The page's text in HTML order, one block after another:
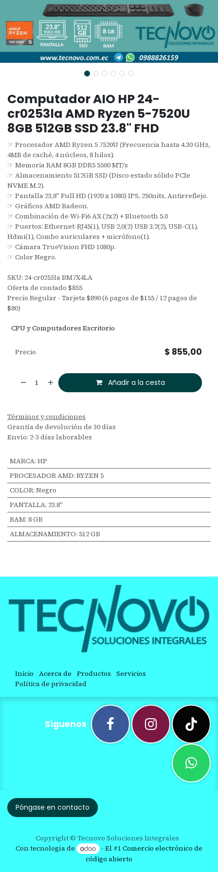
Computador AIO HP 24-
cr0253la AMD Ryzen 5-7520U
8GB 512GB SSD 23.8" FHD
☞ Procesador AMD Ryzen 5 7520U (Frecuencia hasta 4.30 GHz,
4MB de caché, 4 núcleos, 8 hilos).
☞ Memoria RAM 8GB DDR5 5500 MT/s
☞ Almacenamiento 512GB SSD (Disco estado sólido PCIe
NVME M.2).
☞ Pantalla 23,8" Full HD (1920 x 1080) IPS, 250nits, Antirreflejo.
☞ Gráficos AMD Radeon.
☞ Combinación de Wi-Fi6 AX (2x2) + Bluetooth 5.0
☞ Puertos: Ethernet-RJ45(1), USB 2,0(2) USB 3.2(2), USB-C(1),
Hdmi(1), Combo auriculares + micrófono(1).
☞ Cámara TrueVision FHD 1080p.
☞ Color Negro.
SKU: 24-cr0253la BM7X4LA
Oferta de contado $855
Precio Regular - Tarjeta $890 (6 pagos de $155 / 12 pagos de
$80)
CPU y Computadores Escritorio
Añadir a la cesta
Precio $ 855,00
Términos y condiciones
Grantía de devolución de 30 días
Envío: 2-3 días laborables
MARCA: HP
PROCESADOR AMD: RYZEN 5
COLOR: Negro
PANTALLA: 23.8"
RAM: 8 GB
ALMACENAMIENTO: 512 GB
Inicio Acerca de Productos Servicios
Política de privacidad
Síguenos
Póngase en contacto
Copyright © Tecnovo Soluciones Integrales
Con tecnología de
- El #1Comercio electrónico de
código abierto